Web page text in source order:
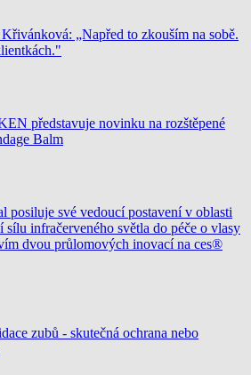
„Napřed to zkouším na sobě.
představuje novinku na rozštěpené
Balm
posiluje své vedoucí postavení v oblasti
sílu infračerveného světla do péče o vlasy
dvou průlomových inovací na ces®
zubů - skutečná ochrana nebo